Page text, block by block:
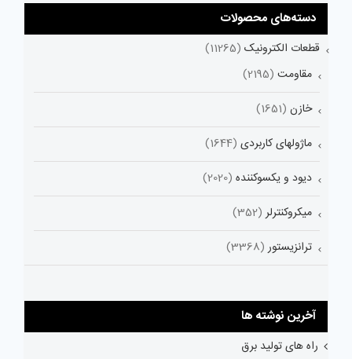
دسته‌های محصولات
قطعات الکترونیک (11265)
مقاومت (2195)
خازن (1651)
ماژولهای کاربردی (1644)
دیود و یکسوکننده (2020)
میکروکنترلر (352)
ترانزیستور (3368)
آخرین نوشته ها
راه های تولید برق